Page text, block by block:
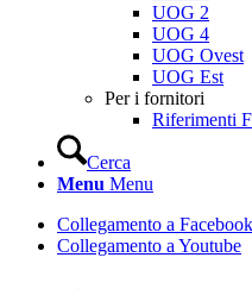
UOG 2
UOG 4
UOG Ovest
UOG Est
Per i fornitori
Riferimenti
Cerca
Menu Menu
Collegamento a Facebook
Collegamento a Youtube